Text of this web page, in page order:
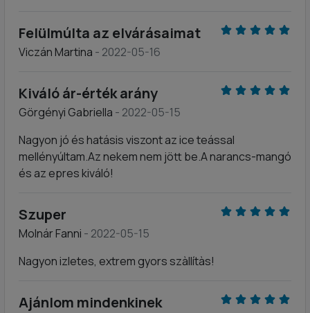
Felülmúlta az elvárásaimat
Viczán Martina - 2022-05-16
Kiváló ár-érték arány
Görgényi Gabriella - 2022-05-15
Nagyon jó és hatásis viszont az ice teással
mellényúltam.Az nekem nem jött be.A narancs-mangó
és az epres kiváló!
Szuper
Molnár Fanni - 2022-05-15
Nagyon izletes, extrem gyors szàllítàs!
Ajánlom mindenkinek